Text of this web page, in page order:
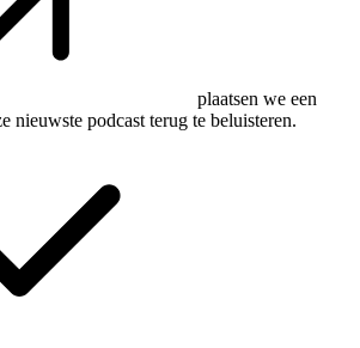
plaatsen we een
nieuwste podcast terug te beluisteren.